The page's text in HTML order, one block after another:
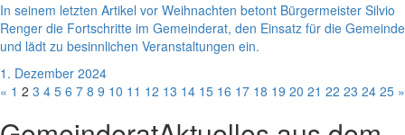
In seinem letzten Artikel vor Weihnachten betont Bürgermeister Silvio
Renger die Fortschritte im Gemeinderat, den Einsatz für die Gemeinde
und lädt zu besinnlichen Veranstaltungen ein.
1. Dezember 2024
« 1 2 3 4 5 6 7 8 9 10 11 12 13 14 15 16 17 18 19 20 21 22 23 24 25 »